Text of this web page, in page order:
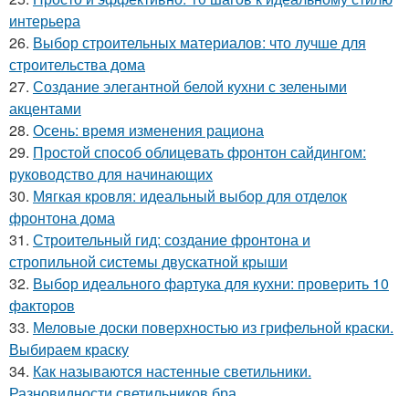
интерьера
26. Выбор строительных материалов: что лучше для
строительства дома
27. Создание элегантной белой кухни с зелеными
акцентами
28. Осень: время изменения рациона
29. Простой способ облицевать фронтон сайдингом:
руководство для начинающих
30. Мягкая кровля: идеальный выбор для отделок
фронтона дома
31. Строительный гид: создание фронтона и
стропильной системы двускатной крыши
32. Выбор идеального фартука для кухни: проверить 10
факторов
33. Меловые доски поверхностью из грифельной краски.
Выбираем краску
34. Как называются настенные светильники.